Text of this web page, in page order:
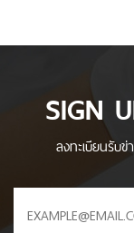
SIGN
ลงทะเบียนรับ